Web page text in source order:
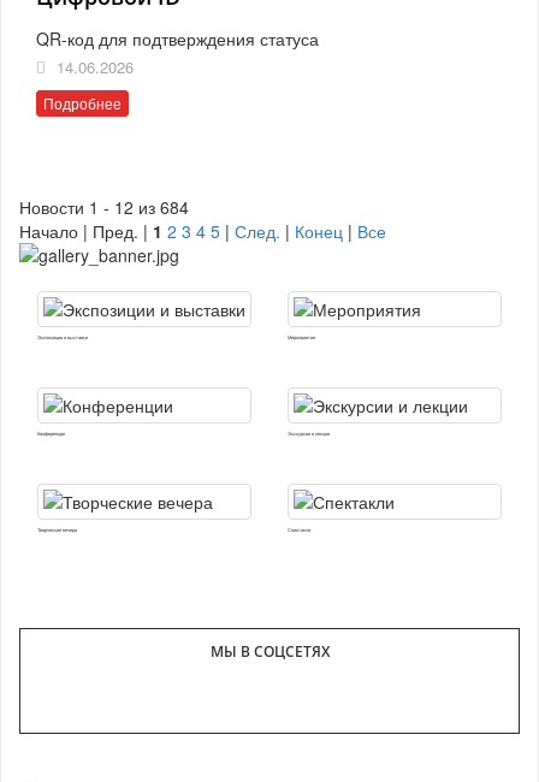
QR-код для подтверждения статуса
14.06.2026
Подробнее
Новости 1 - 12 из 684
Начало | Пред. | 1 2 3 4 5 | След. | Конец | Все
Экспозиции и выставки Мероприятия
Конференции Экскурсии и лекции
Творческие вечера Спектакли
МЫ В СОЦСЕТЯХ